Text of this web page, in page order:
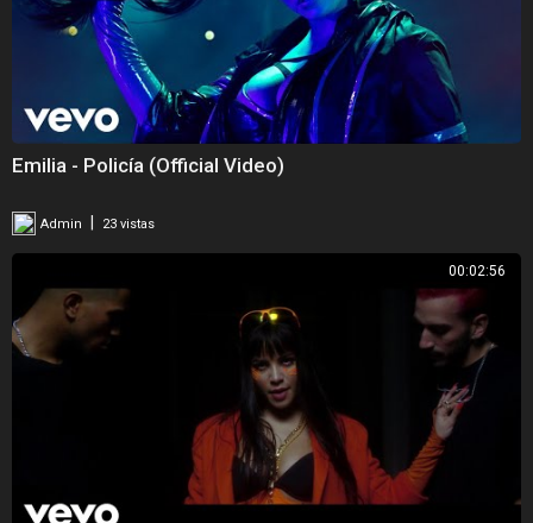
Facebook:https://www.facebook.com/EmiliaMernesMusica
#Emilia #noviogangsta
Official Video by Emilia performing noviogangsta3. (C) 2024 Sony
Music Entertainment US Latin LLC
Emilia - Policía (Official Video)
Admin 23 vistas
00:02:56